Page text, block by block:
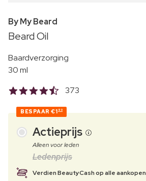
By My Beard
Beard Oil
Baardverzorging
30 ml
373
BESPAAR €1 90
Actieprijs
Alleen voor leden
Ledenprijs
Verdien BeautyCash op alle aankopen